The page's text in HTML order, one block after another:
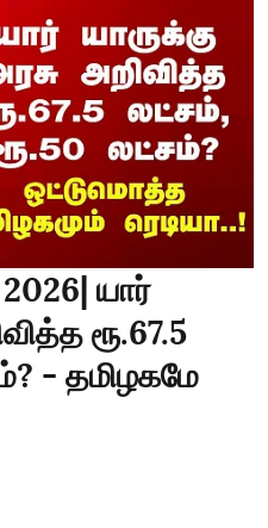
யார்
ரூ.67.5
- தமிழகமே